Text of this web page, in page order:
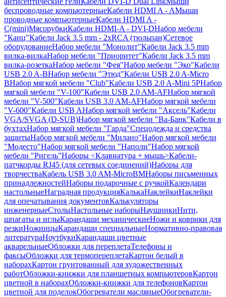
беспроводные компьютерныеКабели HDMI A - AМыши
проводные компьютерныеКабели HDMI A -
C(mini)МясорубкиКабели HDMI-A - DVI-DНабор мебели
"Канц"Кабели Jack 3.5 mm - 2xRCA (тюльпан)Сетевое
оборудованиеНабор мебели "Монолит"Кабели Jack 3.5 mm
вилка-вилкаНабор мебели "Приоритет"Кабели Jack 3.5 mm
вилка-розеткаНабор мебели "Фея"Набор мебели "Эко"Кабели
USB 2.0 A-BНабор мебели "Этюд"Кабели USB 2.0 A-Micro
BНабор мягкой мебели "Club"Кабели USB 2.0 A-Mini 5PНабор
мягкой мебели "V-100"Кабели USB 2.0 AM-AFНабор мягкой
мебели "V-500"Кабели USB 3.0 AM-AFНабор мягкой мебели
"V-600"Кабели USB AНабор мягкой мебели "Аксель"Кабели
VGA/SVGA (D-SUB)Набор мягкой мебели "Ва-Банк"Кабели в
бухтахНабор мягкой мебели "Гарда"Спецодежда и средства
защитыНабор мягкой мебели "Милано"Набор мягкой мебели
"Модесто"Набор мягкой мебели "Наполи"Набор мягкой
мебели "Ригель"Наборы <Клавиатура + мышь>Кабели-
патчкорды RJ45 (для сетевых соединений)Наборы для
творчестваКабель USB 3.0 AM-MicroBMНаборы письменных
принадлежностейНаборы подарочные с ручкойКалендари
настольныеНаградная продукцияКалькаНаклейкиНаклейки
для опечатывания документовКалькуляторы
инженерныеСтолыНастольные наборыНаушникиНити,
шпагаты и иглыКарандаши механическиеНожи и коврики для
резкиНожницыКарандаши специальныеНормативно-правовая
литератураНоутбукиКарандаши цветные
акварельныеОбложки для переплетаТелефоны и
факсыОбложки для термопереплетаКартон белый в
наборахКартон грунтованный для художественных
работОбложки-книжки для планшетных компьютеровКартон
цветной в наборахОбложки-книжки для телефоновКартон
цветной для поделокОбогреватели масляныеОбогреватели-